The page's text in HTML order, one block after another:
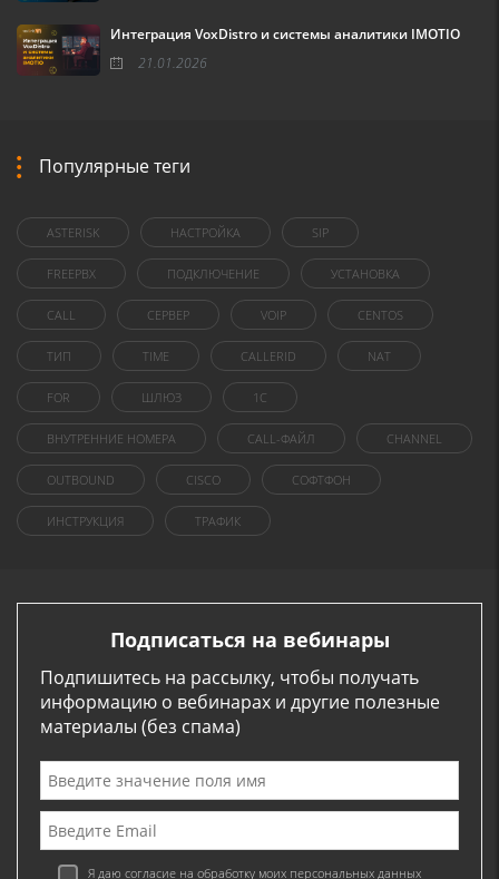
Интеграция VoxDistro и системы аналитики IMOTIO
21.01.2026
Популярные теги
ASTERISK НАСТРОЙКА SIP
FREEPBX ПОДКЛЮЧЕНИЕ УСТАНОВКА
CALL СЕРВЕР VOIP CENTOS
ТИП TIME CALLERID NAT
FOR ШЛЮЗ 1C
ВНУТРЕННИЕ НОМЕРА CALL-ФАЙЛ CHANNEL
OUTBOUND CISCO СОФТФОН
ИНСТРУКЦИЯ ТРАФИК
Подписаться на вебинары
Подпишитесь на рассылку, чтобы получать
информацию о вебинарах и другие полезные
материалы (без спама)
Я даю согласие на обработку моих персональных данных